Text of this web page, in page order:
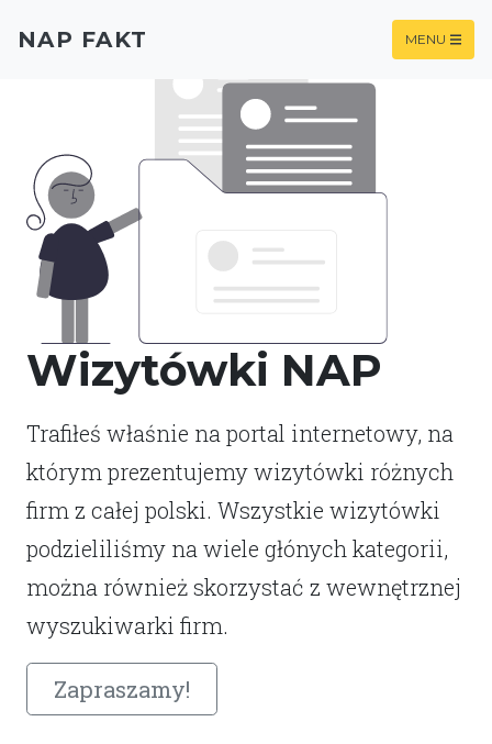
Wizytówki NAP
Trafiłeś właśnie na portal internetowy, na
którym prezentujemy wizytówki różnych
firm z całej polski. Wszystkie wizytówki
podzieliliśmy na wiele głónych kategorii,
można również skorzystać z wewnętrznej
wyszukiwarki firm.
Zapraszamy!
NAP FAKT MENU